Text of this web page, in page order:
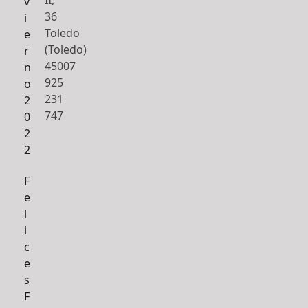
i
e
r
n
o
2
0
2
2
F
e
l
i
c
e
s
F
36
Toledo
(Toledo)
45007
925
231
747